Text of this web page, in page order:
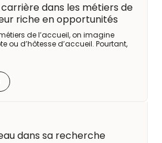
dans les métiers de
riche en opportunités
de l’accueil, on imagine
ou d’hôtesse d’accueil. Pourtant,
dans sa recherche